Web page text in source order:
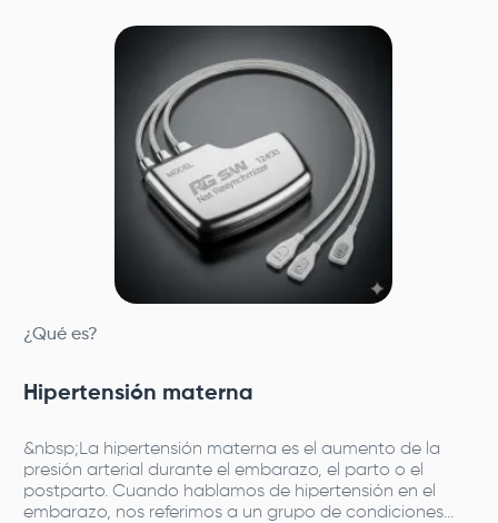
¿Qué es?
Hipertensión materna
&nbsp;La hipertensión materna es el aumento de la
presión arterial durante el embarazo, el parto o el
postparto. Cuando hablamos de hipertensión en el
embarazo, nos referimos a un grupo de condiciones